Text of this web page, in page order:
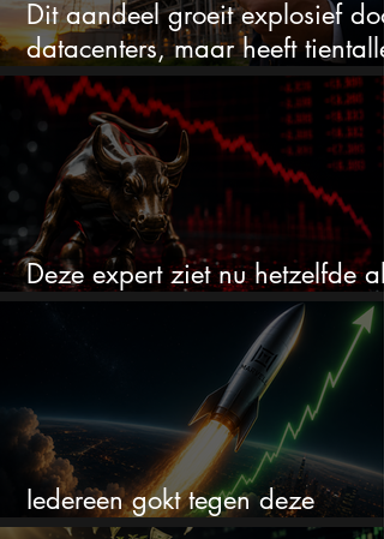
Dit aandeel groeit explosief
datacenters, maar heeft
miljarden nodig
Deze expert ziet nu hetzelfde als
voor de crash van 1987
Iedereen gokt tegen deze